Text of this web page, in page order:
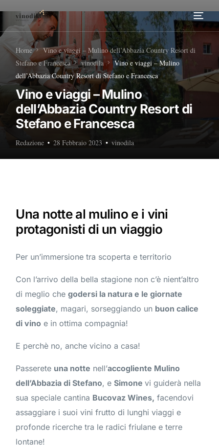
Home
Vino e viaggi – Mulino dell’Abbazia Country Resort di
Stefano e Francesca
vinodila
Vino e viaggi – Mulino
dell’Abbazia Country Resort di Stefano e Francesca
Vino e viaggi – Mulino
dell’Abbazia Country Resort di
Stefano e Francesca
Redazione 28 Febbraio 2023 vinodila
Una notte al mulino e i vini
protagonisti di un viaggio
Per un’immersione tra scoperta e territorio
Con l’arrivo della bella stagione non c’è nient’altro
di meglio chegodersi la natura e le giornate
soleggiate, magari, sorseggiando un buon calice
di vino e in ottima compagnia!
E perchè no, anche vicino a casa!
Passerete una notte nell’accogliente Mulino
dell’Abbazia di Stefano, eSimonevi guiderà nella
sua speciale cantina Bucovaz Wines, facendovi
assaggiare i suoi vini frutto di lunghi viaggi e
profonde ricerche tra le radici friulane e terre
lontane!
Home
Tour Enogastronomici
Diventa nostro Partner